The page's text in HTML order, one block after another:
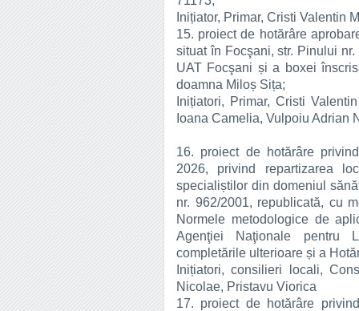
Inițiator, Primar, Cristi Valentin
15. proiect de hotărâre
situat în Focşani, str. Pinului
UAT Focşani și a boxei
doamna Miloș Sița;
Inițiatori, Primar, Cristi
Ioana Camelia, Vulpoiu Adrian
16. proiect de hotărâre
2026, privind repartizarea
specialiștilor din domeniul
nr. 962/2001, republicată, cu
Normele metodologice de
Agenţiei Naţionale pentru
completările ulterioare și a
Inițiatori, consilieri locali,
Nicolae, Pristavu Viorica
17. proiect de hotărâre